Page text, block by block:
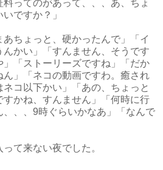
ってのがあって、、、あ、ちょ
ですか？」
あちょっと、硬かったんで」「イ
かい」「すんません、そうです
「ストーリーズですね」「だか
ん」「ネコの動画ですわ。癒され
コ以下かい」「あの、ちょっと
かね、すんません」「何時に行
、、9時ぐらいかなあ」「なんで
て来ない夜でした。